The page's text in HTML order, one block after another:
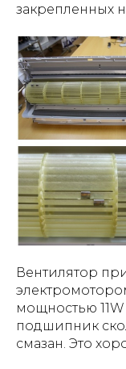
закрепленных
Вентилятор
мощностью
подшипник
смазан. Это